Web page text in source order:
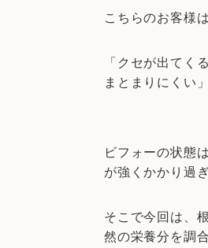
こちらのお客様は
「クセが出てく
まとまりにくい
ビフォーの状態
が強くかかり過
そこで今回は、
然の栄養分を調